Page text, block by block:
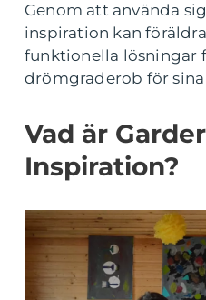
Genom att använda
inspiration kan
funktionella lösningar
drömgraderob för sina
Vad är
Inspiration?